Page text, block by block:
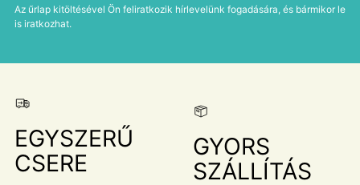
Az űrlap kitöltésével Ön feliratkozik hírlevelünk fogadására, és bármikor le
is iratkozhat.
EGYSZERŰ
CSERE
GYORS
SZÁLLÍTÁS